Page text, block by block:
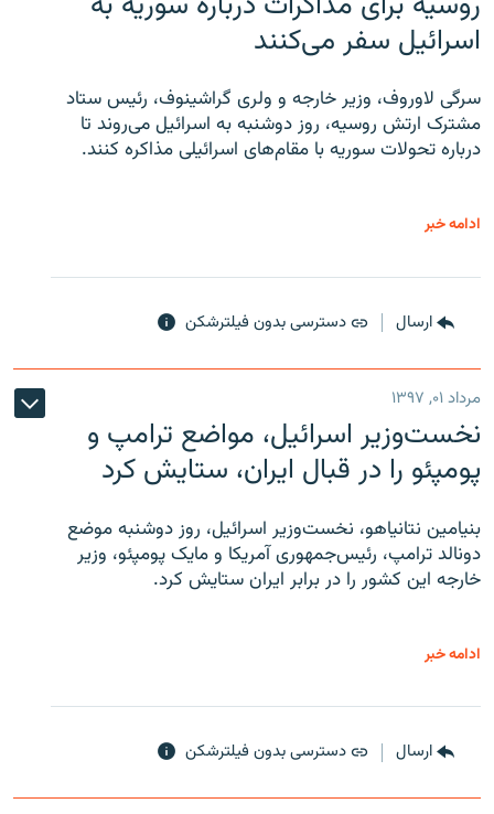
اسرائیل سفر می‌کنند
سرگی لاوروف، وزیر خارجه و ولری گراشینوف، رئیس ستاد
مشترک ارتش روسیه، روز دوشنبه به اسرائیل می‌روند تا
درباره تحولات سوریه با مقام‌های اسرائیلی مذاکره کنند.
ادامه خبر
ارسال دسترسی بدون فیلترشکن
مرداد ۰۱, ۱۳۹۷
نخست‌وزیر اسرائیل، مواضع ترامپ و
پومپئو را در قبال ایران، ستایش کرد
بنیامین نتانیاهو، نخست‌وزیر اسرائیل، روز دوشنبه موضع
دونالد ترامپ، رئیس‌جمهوری آمریکا و مایک پومپئو، وزیر
خارجه این کشور را در برابر ایران ستایش کرد.
ادامه خبر
ارسال دسترسی بدون فیلترشکن